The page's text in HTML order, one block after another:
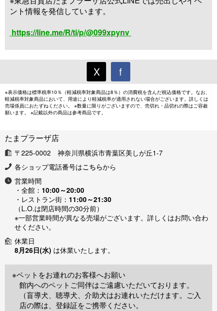
ント情報を発信しています。
https://line.me/R/ti/p/@099xpynv
X f
※表示価格は標準税率10％（軽減税率対象商品は8％）の消費税を含んだ税込価格です。なお、
軽減税率対象商品において、用途により軽減税率が適用されない場合がございます。詳しくは
売場係員におたずねください。 ※数量に限りがございますので、売切れ・品切れの際はご容赦
願います。 ※記載以外の商品は参考商品です。
たまプラーザ店
〒225-0002 神奈川県横浜市青葉区美しが丘1-7
各ショップ電話番号はこちらから
営業時間
・全館： 10:00～20:00
・レストラン街： 11:00～21:30
（L.O.は閉店時間の30分前）
※一部営業時間が異なる売場がございます。詳しくはお問い合わ
せください。
休業日
8月26日(水) は休業いたします。
※ペットをお連れのお客様へお願い
館内へのペットご同伴はご遠慮いただいております。
（盲導犬、聴導犬、介助犬はお連れいただけます。ご入
店の際は、登録証をご携帯ください。